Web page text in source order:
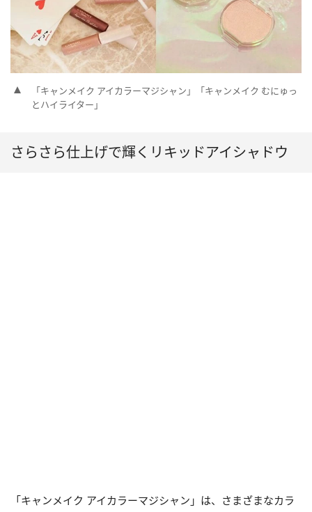
「キャンメイク アイカラーマジシャン」「キャンメイク むにゅっ
とハイライター」
さらさら仕上げで輝くリキッドアイシャドウ
「キャンメイク アイカラーマジシャン」は、さまざまなカラ